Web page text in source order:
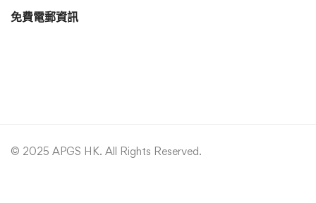
免費電郵資訊
© 2025 APGS HK. All Rights Reserved.